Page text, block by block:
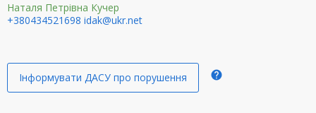
Наталя Петрівна Кучер
+380434521698 idak@ukr.net
Інформувати ДАСУ про порушення help